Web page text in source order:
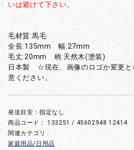
いは避けて下さい。
毛材質:馬毛
全長:135mm 幅:27mm
毛丈:20mm 柄:天然木(塗装)
日本製 ☆現在、画像のロゴか変更と
意ください。
発送目安：指定なし
商品コード：133251 / 45602948 12414
関連カテゴリ :
家庭用品/日用品